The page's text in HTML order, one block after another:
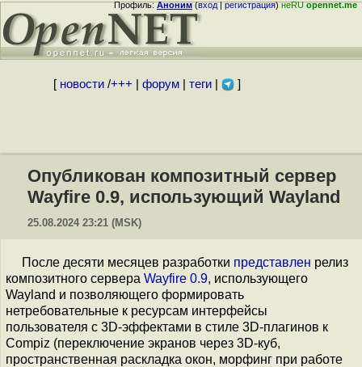
Профиль:Аноним(вход|регистрация)неRUopennet.me
[ новости/+++ форум| теги| ]
Опубликован композитный сервер
Wayfire 0.9, использующий Wayland
25.08.2024 23:21 (MSK)
После десяти месяцев разработки представлен релиз
композитного сервера Wayfire 0.9, использующего
Wayland и позволяющего формировать
нетребовательные к ресурсам интерфейсы
пользователя c 3D-эффектами в стиле 3D-плагинов к
Compiz (переключение экранов через 3D-куб,
пространственная раскладка окон, морфинг при работе